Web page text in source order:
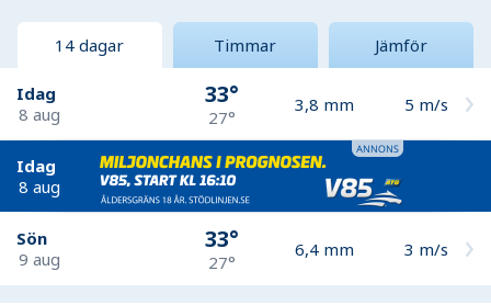
14 dagar Timmar Jämför
Idag
8 aug
33°
27°
3,8 mm 5 m/s
Idag
8 aug
Sön
9 aug
33°
27°
6,4 mm 3 m/s